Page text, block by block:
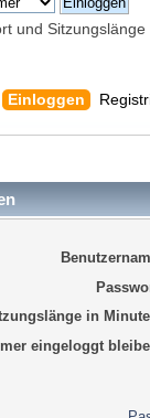
und Sitzungslänge
Einloggen
in
eingeloggt